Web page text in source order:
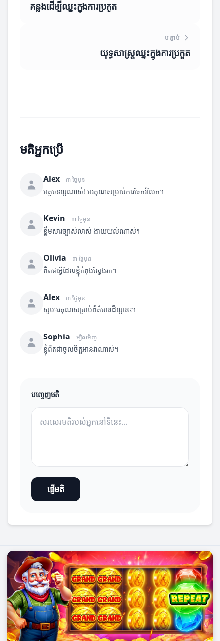
គន្លងដើម្បីឈ្នះក្នុងការប្រកួត
បន្ទាប់
យុទ្ធសាស្ត្រឈ្នះក្នុងការប្រកួត
មតិអ្នកប្រើ
Alex ៣ ថ្ងៃមុន
អត្ថបទល្អណាស់! អរគុណសម្រាប់ការចែករំលែក។
Kevin ៣ ថ្ងៃមុន
ខ្លឹមសារច្បាស់លាស់ ងាយយល់ណាស់។
Olivia ៣ ថ្ងៃមុន
ពិតជាអ្វីដែលខ្ញុំកំពុងស្វែងរក។
Alex ៣ ថ្ងៃមុន
សូមអរគុណសម្រាប់ព័ត៌មានដ៏ល្អនេះ។
Sophia ម្សិលមិញ
ខ្ញុំពិតជាចូលចិត្តអានវាណាស់។
បញ្ចេញមតិ
ផ្ញើមតិ